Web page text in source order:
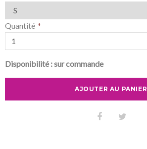
Quantité
Disponibilité :sur commande
AJOUTER AU PANIER